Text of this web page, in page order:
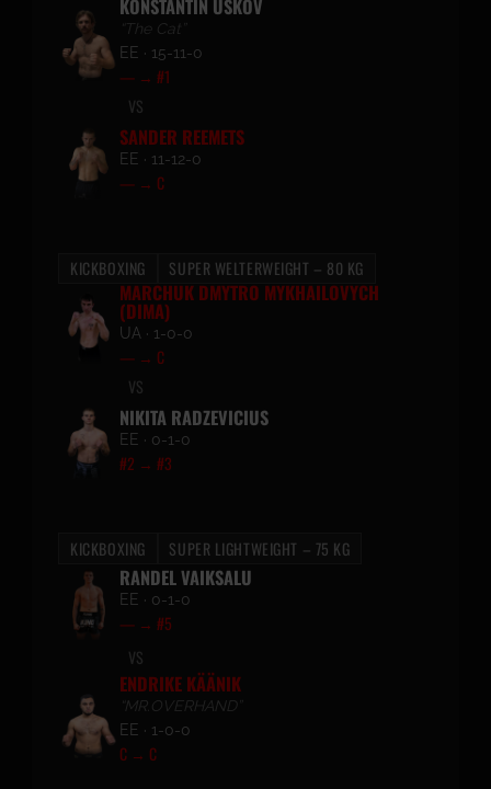
KONSTANTIN USKOV
“The Cat”
EE · 15-11-0
— → #1
VS
SANDER REEMETS
EE · 11-12-0
— → C
KICKBOXING SUPER WELTERWEIGHT – 80 KG
MARCHUK DMYTRO MYKHAILOVYCH
(DIMA)
UA · 1-0-0
— → C
VS
NIKITA RADZEVICIUS
EE · 0-1-0
#2 → #3
KICKBOXING SUPER LIGHTWEIGHT – 75 KG
RANDEL VAIKSALU
EE · 0-1-0
— → #5
VS
ENDRIKE KÄÄNIK
“MR.OVERHAND”
EE · 1-0-0
C → C